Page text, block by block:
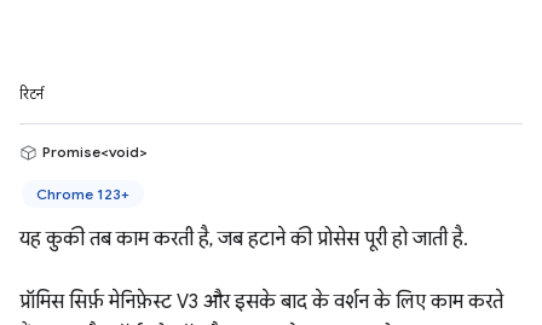
रिटर्न
Promise<void>
Chrome 123+
यह कुकी तब काम करती है, जब हटाने की प्रोसेस पूरी हो जाती है.
प्रॉमिस सिर्फ़ मेनिफ़ेस्ट V3 और इसके बाद के वर्शन के लिए काम करते